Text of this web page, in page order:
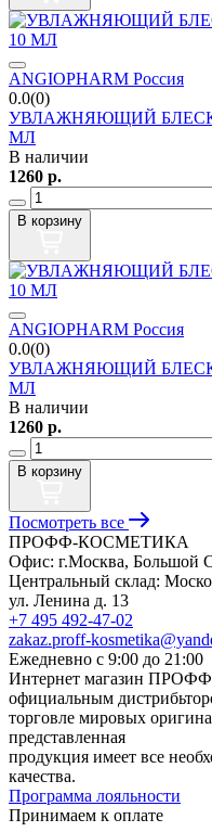
ANGIOPHARM Россия
0.0(0)
УВЛАЖНЯЮЩИЙ БЛЕСК
МЛ
В наличии
1260 р.
В корзину
ANGIOPHARM Россия
0.0(0)
УВЛАЖНЯЮЩИЙ БЛЕСК
МЛ
В наличии
1260 р.
В корзину
Посмотреть все
ПРОФФ-КОСМЕТИКА
Офис: г.Москва, Большой
Центральный склад:
ул. Ленина д. 13
+7 495 492-47-02
zakaz.proff-
Ежедневно с 9:00 до 21:00
Интернет магазин
официальным
торговле мировых
представленная
продукция имеет все
качества.
Программа лояльности
Принимаем к оплате